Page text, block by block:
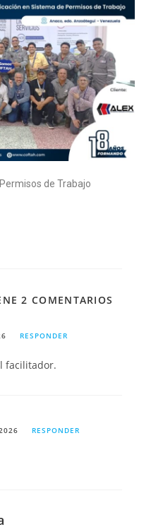
de Trabajo
2 COMENTARIOS
RESPONDER
facilitador.
RESPONDER